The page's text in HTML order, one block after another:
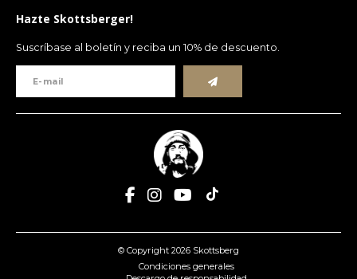
Hazte Skottsberger!
Suscríbase al boletín y reciba un 10% de descuento.
© Copyright 2026 Skottsberg
Condiciones generales